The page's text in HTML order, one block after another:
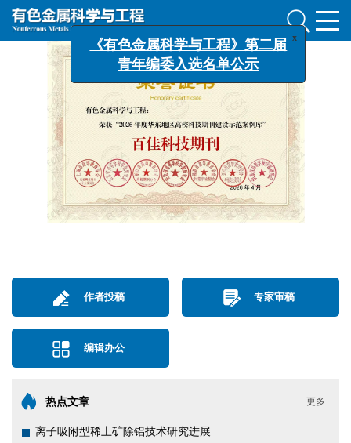
作者投稿 专家审稿
编辑办公
热点文章 更多
离子吸附型稀土矿除铝技术研究进展
《有色金属科学与工程》第二届
青年编委入选名单公示